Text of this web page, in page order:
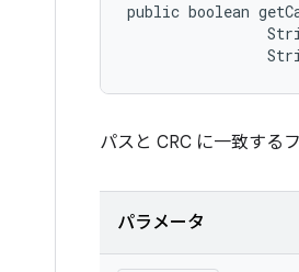
public boolean
パスと CRC に一致する
パラメータ